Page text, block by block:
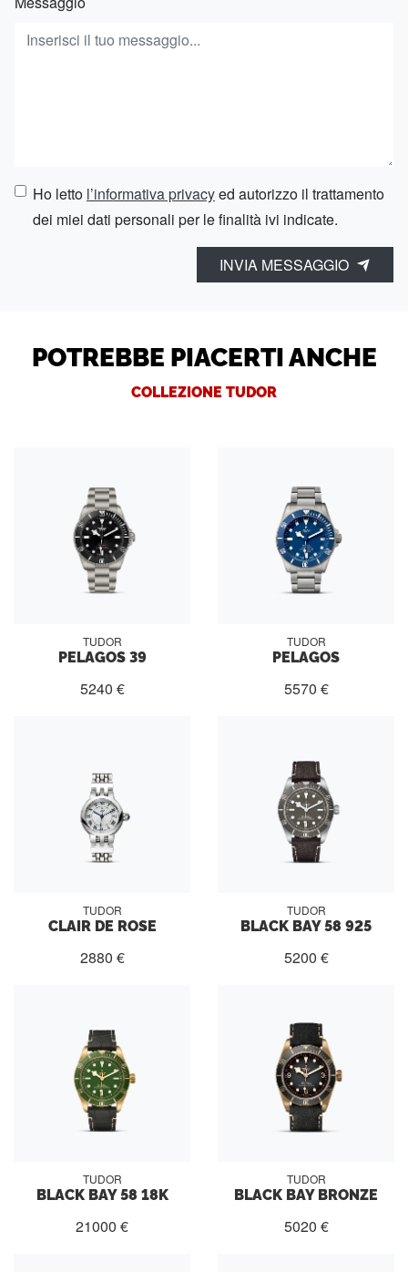
Ho letto l’informativa privacyed autorizzo il trattamento
dei miei dati personali per le finalità ivi indicate.
INVIA MESSAGGIO
POTREBBE PIACERTI ANCHE
COLLEZIONE TUDOR
TUDOR
PELAGOS 39
5240 €
TUDOR
PELAGOS
5570 €
TUDOR
CLAIR DE ROSE
2880 €
TUDOR
BLACK BAY 58 925
5200 €
TUDOR
BLACK BAY 58 18K
21000 €
TUDOR
BLACK BAY BRONZE
5020 €